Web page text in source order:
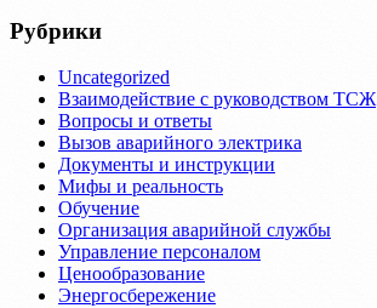
Рубрики
Uncategorized
Взаимодействие с руководством ТСЖ
Вопросы и ответы
Вызов аварийного электрика
Документы и инструкции
Мифы и реальность
Обучение
Организация аварийной службы
Управление персоналом
Ценообразование
Энергосбережение